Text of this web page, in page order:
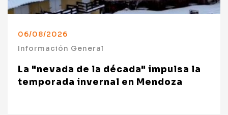
06/08/2026
Información General
La "nevada de la década" impulsa la
temporada invernal en Mendoza